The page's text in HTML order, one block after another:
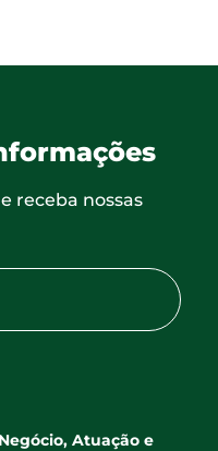
receba nossas
Negócio, Atuação e